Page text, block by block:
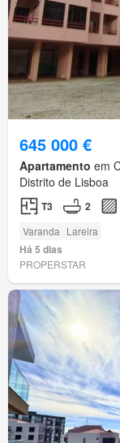
645 000 €
Apartamento em
Distrito de Lisboa
T3 2
Varanda Lareira
Há 5 dias
PROPERSTAR